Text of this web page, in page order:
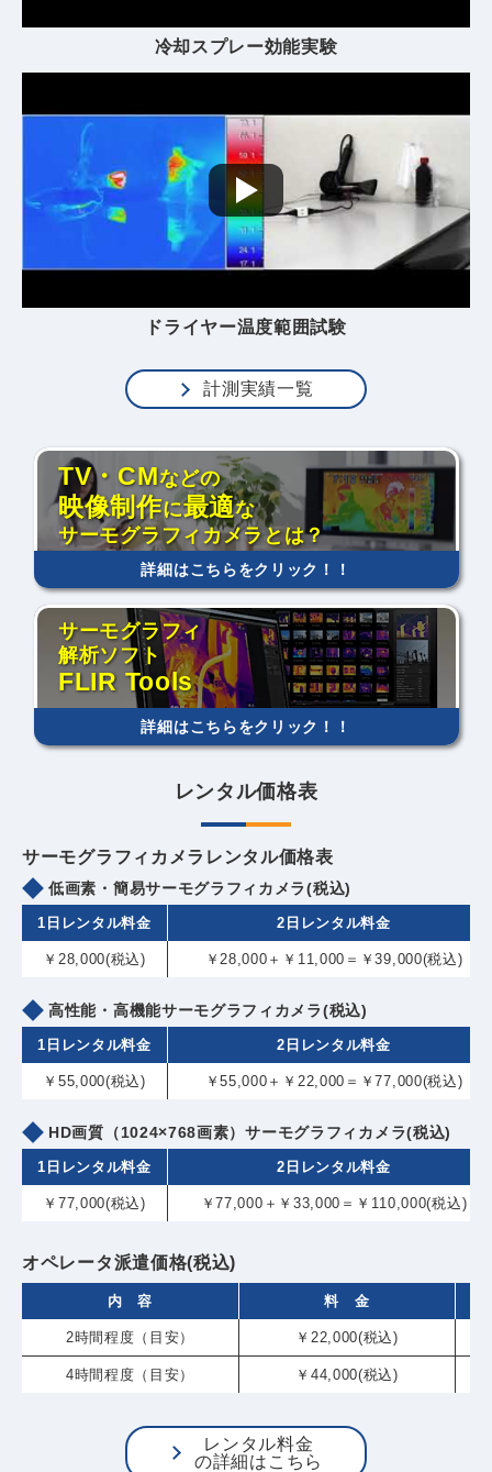
冷却スプレー効能実験
ドライヤー温度範囲試験
計測実績一覧
TV・CMなどの
映像制作に最適な
サーモグラフィカメラとは？
詳細はこちらをクリック！！
サーモグラフィ
解析ソフト
FLIR Tools
詳細はこちらをクリック！！
レンタル価格表
サーモグラフィカメラレンタル価格表
低画素・簡易サーモグラフィカメラ(税込)
1日レンタル料金 2日レンタル料金
￥28,000(税込) ￥28,000＋￥11,000＝￥39,000(税込)
高性能・高機能サーモグラフィカメラ(税込)
1日レンタル料金 2日レンタル料金
￥55,000(税込) ￥55,000＋￥22,000＝￥77,000(税込)
HD画質（1024×768画素）サーモグラフィカメラ(税込)
1日レンタル料金 2日レンタル料金
￥77,000(税込) ￥77,000＋￥33,000＝￥110,000(税込)
オペレータ派遣価格(税込)
内 容 料 金
2時間程度（目安） ￥22,000(税込)
4時間程度（目安） ￥44,000(税込)
レンタル料金
の詳細はこちら